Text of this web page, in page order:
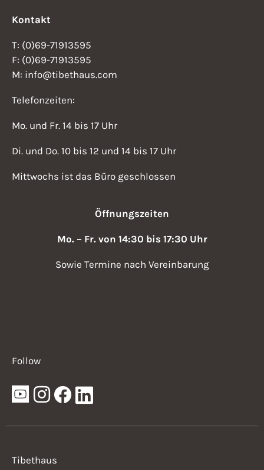
Kontakt
T: (0)69-71913595
F: (0)69-71913595
M: info@tibethaus.com
Telefonzeiten:
Mo. und Fr. 14 bis 17 Uhr
Di. und Do. 10 bis 12 und 14 bis 17 Uhr
Mittwochs ist das Büro geschlossen
Öffnungszeiten
Mo. – Fr. von 14:30 bis 17:30 Uhr
Sowie Termine nach Vereinbarung
Follow
Tibethaus